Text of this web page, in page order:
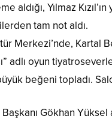
aldığı, Yılmaz
tam not aldı.
Merkezi’nde,
adlı oyun
beğeni topladı.
Gökhan